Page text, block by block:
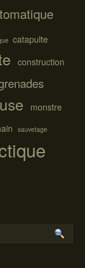
catapulte
construction
monstre
sauvetage